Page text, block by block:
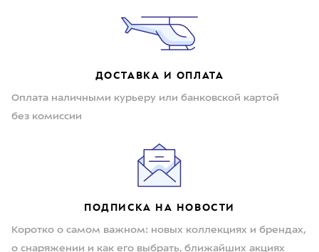
ДОСТАВКА И ОПЛАТА
Оплата наличными курьеру или банковской картой
без комиссии
ПОДПИСКА НА НОВОСТИ
Коротко о самом важном: новых коллекциях и брендах,
о снаряжении и как его выбрать, ближайших акциях